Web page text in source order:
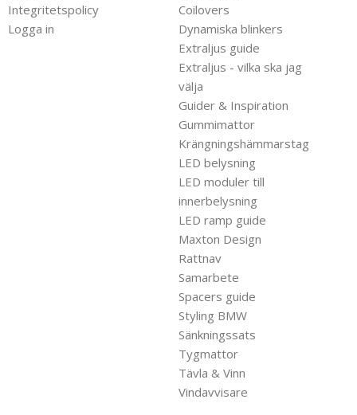
Integritetspolicy
Logga in
Coilovers
Dynamiska blinkers
Extraljus guide
Extraljus - vilka ska jag
välja
Guider & Inspiration
Gummimattor
Krängningshämmarstag
LED belysning
LED moduler till
innerbelysning
LED ramp guide
Maxton Design
Rattnav
Samarbete
Spacers guide
Styling BMW
Sänkningssats
Tygmattor
Tävla & Vinn
Vindavvisare